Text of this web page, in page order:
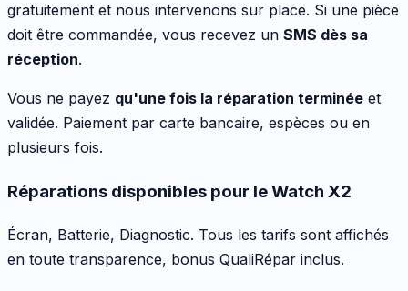
gratuitement et nous intervenons sur place. Si une pièce
doit être commandée, vous recevez un SMS dès sa
réception.
Vous ne payez qu'une fois la réparation terminée et
validée. Paiement par carte bancaire, espèces ou en
plusieurs fois.
Réparations disponibles pour leWatch X2
Écran, Batterie, Diagnostic. Tous les tarifs sont affichés
en toute transparence, bonus QualiRépar inclus.